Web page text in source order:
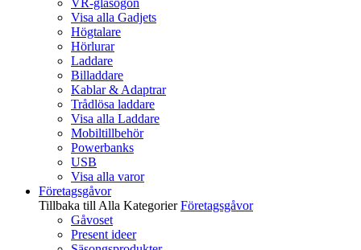
VR-glasögon
Visa alla Gadjets
Högtalare
Hörlurar
Laddare
Billaddare
Kablar & Adaptrar
Trådlösa laddare
Visa alla Laddare
Mobiltillbehör
Powerbanks
USB
Visa alla varor
Företagsgåvor
Tillbaka till Alla Kategorier Företagsgåvor
Gåvoset
Present ideer